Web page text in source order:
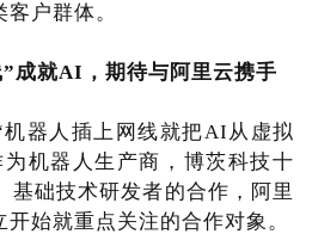
户群体。
成就AI，期待与阿里云携手
器人插上网线就把AI从虚拟
机器人生产商，博茨科技十
基础技术研发者的合作，阿里
始就重点关注的合作对象。